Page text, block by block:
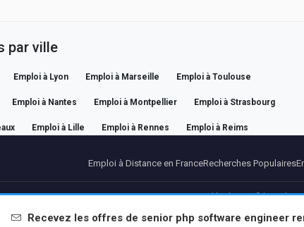
par ville
Emploi à Lyon Emploi à Marseille Emploi à Toulouse
Emploi à Nantes Emploi à Montpellier Emploi à Strasbourg
Emploi à Lille Emploi à Rennes Emploi à Reims
Recevez les offres de senior php software engineer
Emploi à Distance en FranceRecherches Populaires
PartenairesMentions légalesConfidentialite
© 2026